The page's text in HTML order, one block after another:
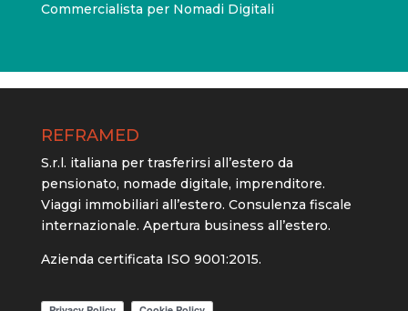
Commercialista per Nomadi Digitali
REFRAMED
S.r.l. italiana per trasferirsi all’estero da
pensionato, nomade digitale, imprenditore.
Viaggi immobiliari all’estero. Consulenza fiscale
internazionale. Apertura business all’estero.
Azienda certificata ISO 9001:2015.